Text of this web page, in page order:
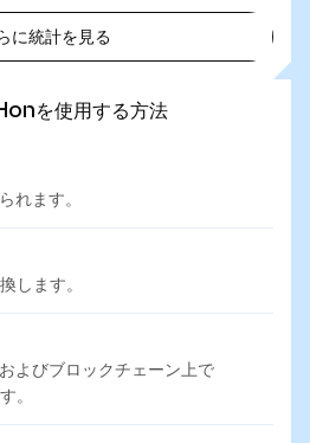
に統計を見る
を使用する方法
れます。
します。
よびブロックチェーン上で
。